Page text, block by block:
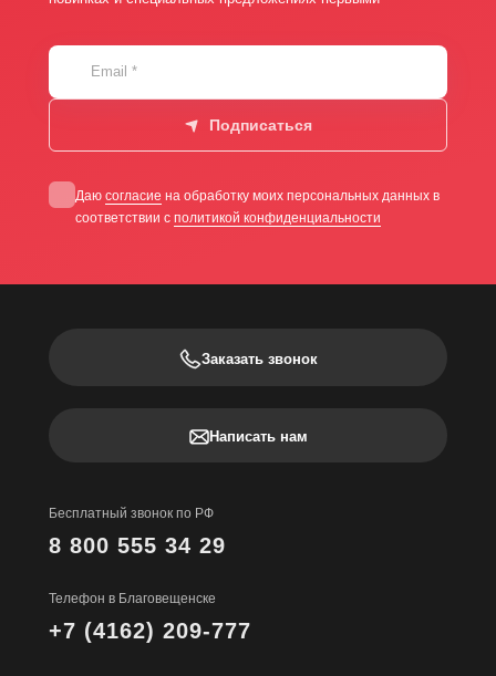
Email *
Подписаться
Даю согласие на обработку моих персональных данных в
соответствии с политикой конфиденциальности
Заказать звонок
Написать нам
Бесплатный звонок по РФ
8 800 555 34 29
Телефон в Благовещенске
+7 (4162) 209-777